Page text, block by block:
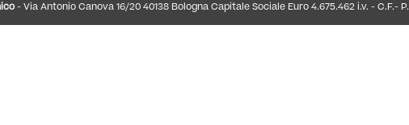
- Via Antonio Canova 16/20 40138 Bologna Capitale Sociale Euro 4.675.462 i.v. - C.F.-